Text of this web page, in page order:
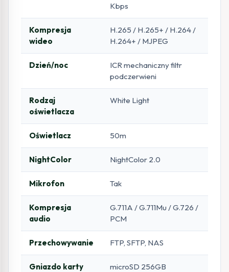
Kbps
Kompresja
wideo
H.265 / H.265+ / H.264 /
H.264+ / MJPEG
Dzień/noc
ICR mechaniczny filtr
podczerwieni
Rodzaj
oświetlacza
White Light
Oświetlacz 50m
NightColor NightColor 2.0
Mikrofon Tak
Kompresja
audio
G.711A / G.711Mu / G.726 /
PCM
Przechowywanie FTP, SFTP, NAS
Gniazdo karty
microSD 256GB